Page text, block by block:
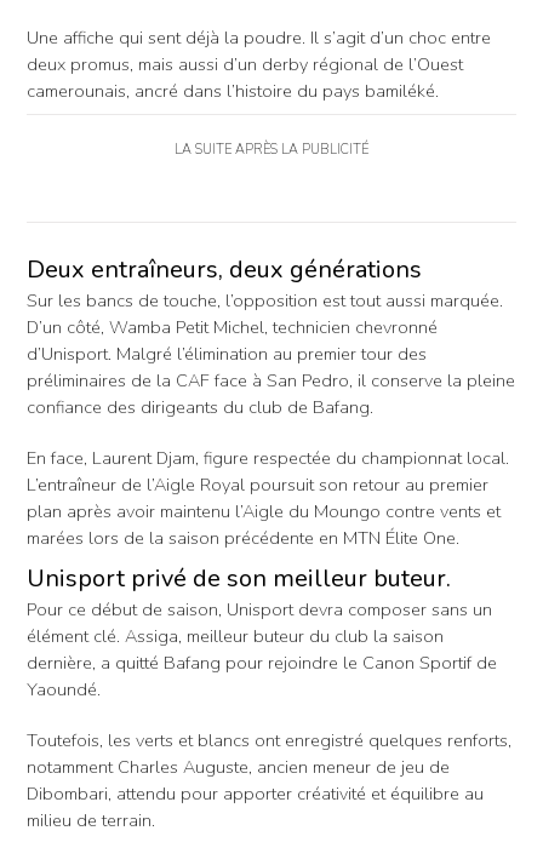
Une affiche qui sent déjà la poudre. Il s’agit d’un choc entre
deux promus, mais aussi d’un derby régional de l’Ouest
camerounais, ancré dans l’histoire du pays bamiléké.
LA SUITE APRÈS LA PUBLICITÉ
Deux entraîneurs, deux générations
Sur les bancs de touche, l’opposition est tout aussi marquée.
D’un côté, Wamba Petit Michel, technicien chevronné
d’Unisport. Malgré l’élimination au premier tour des
préliminaires de la CAF face à San Pedro, il conserve la pleine
confiance des dirigeants du club de Bafang.
En face, Laurent Djam, figure respectée du championnat local.
L’entraîneur de l’Aigle Royal poursuit son retour au premier
plan après avoir maintenu l’Aigle du Moungo contre vents et
marées lors de la saison précédente en MTN Élite One.
Unisport privé de son meilleur buteur.
Pour ce début de saison, Unisport devra composer sans un
élément clé. Assiga, meilleur buteur du club la saison
dernière, a quitté Bafang pour rejoindre le Canon Sportif de
Yaoundé.
Toutefois, les verts et blancs ont enregistré quelques renforts,
notamment Charles Auguste, ancien meneur de jeu de
Dibombari, attendu pour apporter créativité et équilibre au
milieu de terrain.